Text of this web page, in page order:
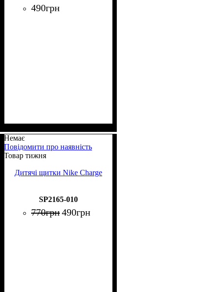
490грн
Немає
Повідомити про наявність
Товар тижня
Дитячі щитки Nike Charge
SP2165-010
770грн490грн